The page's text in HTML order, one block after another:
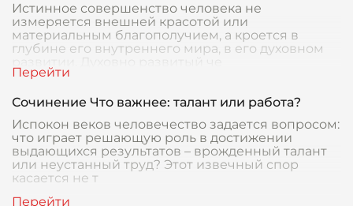
Истинное совершенство человека не
измеряется внешней красотой или
материальным благополучием, а кроется в
глубине его внутреннего мира, в его духовном
развитии. Духовно развитый че
Сочинение Что важнее: талант или работа?
Испокон веков человечество задается вопросом:
что играет решающую роль в достижении
выдающихся результатов – врожденный талант
или неустанный труд? Этот извечный спор
касается не т